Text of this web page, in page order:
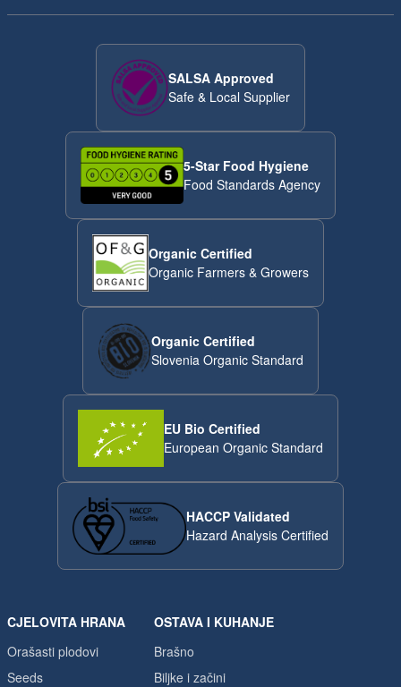
SALSA Approved
Safe & Local Supplier
5-Star Food Hygiene
Food Standards Agency
Organic Certified
Organic Farmers & Growers
Organic Certified
Slovenia Organic Standard
EU Bio Certified
European Organic Standard
HACCP Validated
Hazard Analysis Certified
CJELOVITA HRANA
Orašasti plodovi
Seeds
OSTAVA I KUHANJE
Brašno
Biljke i začini